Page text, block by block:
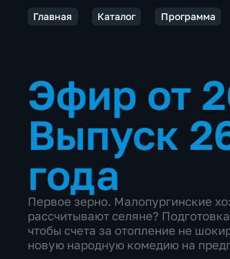
Главная Каталог Программа
Эфир от
Выпуск
года
Первое зерно. Малопургинские
рассчитывают селяне?
чтобы счета за отопление не
новую народную комедию на